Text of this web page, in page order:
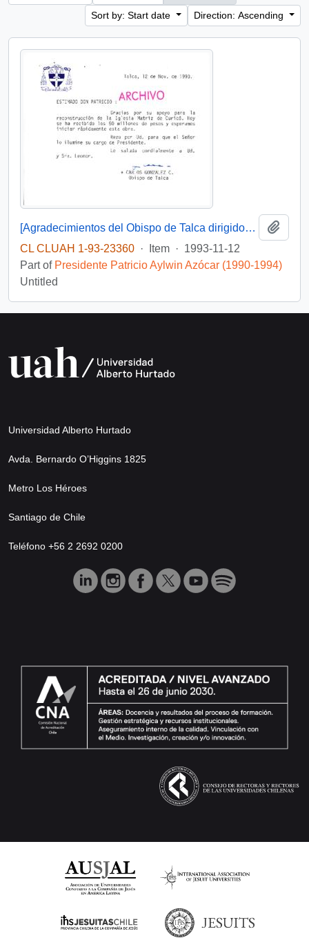
Sort by: Start date
Direction: Ascending
[Agradecimientos del Obispo de Talca dirigidos al Presidente Patricio Aylwin por el apoyo en la reconstrucción de la Iglesia Matriz de Curicó]
CL CLUAH 1-93-23360 · Item · 1993-11-12
Part of Presidente Patricio Aylwin Azócar (1990-1994)
Untitled
Universidad Alberto Hurtado
Avda. Bernardo O’Higgins 1825
Metro Los Héroes
Santiago de Chile
Teléfono +56 2 2692 0200